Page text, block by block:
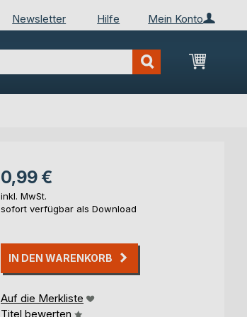
Mein Konto
Newsletter Hilfe
Mein
0,99 €
inkl. MwSt.
sofort verfügbar als Download
IN DEN WARENKORB
Auf die Merkliste
Titel bewerten